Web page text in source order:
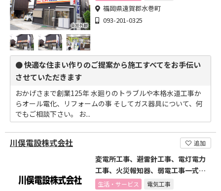
福岡県遠賀郡水巻町
093-201-0325
● 快適な住まい作りのご提案から施工すべてをお手伝い
させていただきます
おかげさまで創業125年 水廻りのトラブルや本格水道工事か
らオール電化、リフォームの事 そしてガス器具について、何
でもご相談下さい。 お...
川俣電設株式会社 追加
変電所工事、避雷針工事、電灯電力
工事、火災報知器、弱電工事一式な
ど生活・サービス 電気工事